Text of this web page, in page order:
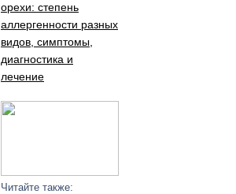
орехи: степень
аллергенности разных
видов, симптомы,
диагностика и
лечение
Читайте также: